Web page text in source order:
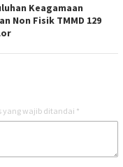
Keagamaan
Non Fisik TMMD 129
yang wajib ditandai *